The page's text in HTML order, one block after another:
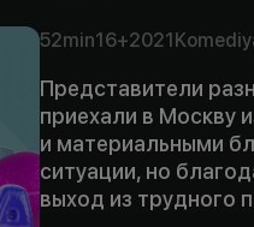
52min16+2021
Представители
приехали в Москву
и материальными
ситуации, но
выход из трудного